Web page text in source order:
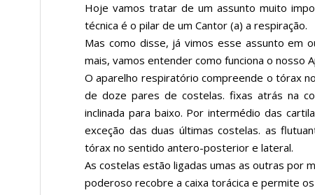
Hoje vamos tratar de um assunto muito
técnica é o pilar de um Cantor (a) a respiração.
Mas como disse, já vimos esse assunto em
mais, vamos entender como funciona o nosso
O aparelho respiratório compreende o tórax
de doze pares de costelas. fixas atrás na
inclinada para baixo. Por intermédio das
exceção das duas últimas costelas. as
tórax no sentido antero-posterior e lateral.
As costelas estão ligadas umas as outras por
poderoso recobre a caixa torácica e permite